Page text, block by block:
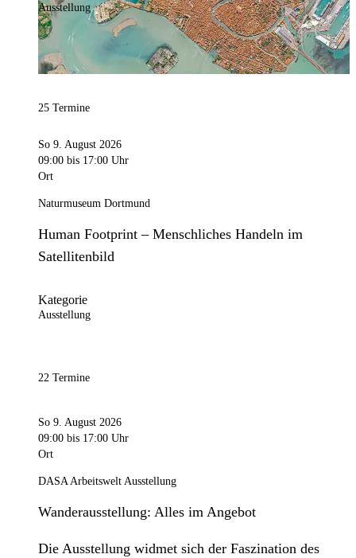
Ausstellung
25 Termine
So 9. August 2026
09:00 bis 17:00 Uhr
Ort
Naturmuseum Dortmund
Human Footprint – Menschliches Handeln im
Satellitenbild
Kategorie
Ausstellung
22 Termine
So 9. August 2026
09:00 bis 17:00 Uhr
Ort
DASA Arbeitswelt Ausstellung
Wanderausstellung: Alles im Angebot
Die Ausstellung widmet sich der Faszination des